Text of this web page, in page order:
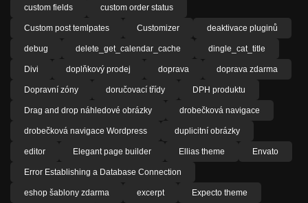
custom fields custom order status
Custom post temlpates Customizer deaktivace pluginů
debug delete_get_calendar_cache dingle_cat_title
Divi doplňkový prodej doprava doprava zdarma
Dopravní zóny doručovací třídy DPH produktu
Drag and drop náhledové obrázky drobečková navigace
drobečková navigace Wordpress duplicitní obrázky
editor Elegant page builder Ellias theme Envato
Error Establishing a Database Connection
eshop šablony zdarma excerpt Expecto theme